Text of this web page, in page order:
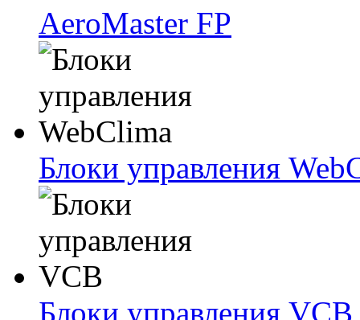
AeroMaster FP
Блоки упрaвлeния
Блоки упрaвлeния VCB